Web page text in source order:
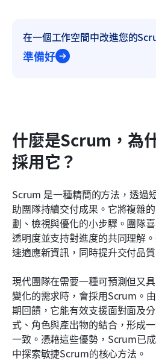
在一個工作空間中改進您的
準備好
什麼是Scrum，為
採用它？
Scrum 是一種精簡的方法，透過
助團隊持續交付成果。它將複雜
劃、檢視與優化的小步驟。團隊
透明度並支持對進度的共同理解
速適應新資訊，同時提升交付品質
現代團隊在需要一種可預測但又
變化的需求時，會採用Scrum。
期回饋，它能有效支援面對面及
式、角色與產出物的結合，形成
一致。憑藉這些優勢，Scrum已
中探索敏捷Scrum的核心方法。